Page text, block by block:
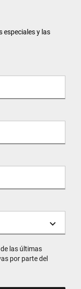
especiales y las
las últimas
por parte del